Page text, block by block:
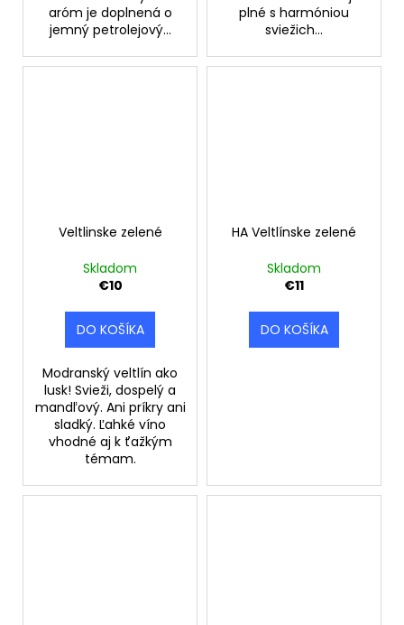
aróm je doplnená o
jemný petrolejový...
plné s harmóniou
sviežich...
Veltlinske zelené
Skladom
€10
DO KOŠÍKA
Modranský veltlín ako
lusk! Svieži, dospelý a
mandľový. Ani príkry ani
sladký. Ľahké víno
vhodné aj k ťažkým
témam.
HA Veltlínske zelené
Skladom
€11
DO KOŠÍKA